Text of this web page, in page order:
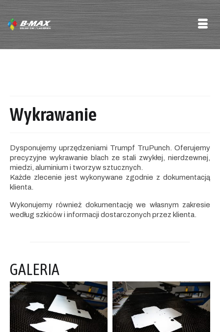
Wykrawanie
Dysponujemy uprzędzeniami Trumpf TruPunch. Oferujemy
precyzyjne wykrawanie blach ze stali zwykłej, nierdzewnej,
miedzi, aluminium i tworzyw sztucznych.
Każde zlecenie jest wykonywane zgodnie z dokumentacją
klienta.
Wykonujemy również dokumentację we własnym zakresie
według szkiców i informacji dostarczonych przez klienta.
GALERIA